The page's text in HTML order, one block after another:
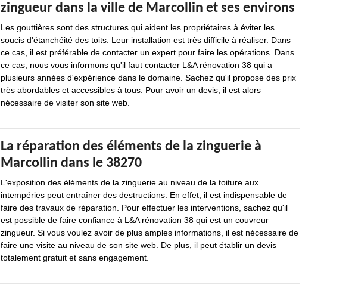
zingueur dans la ville de Marcollin et ses environs
Les gouttières sont des structures qui aident les propriétaires à éviter les
soucis d'étanchéité des toits. Leur installation est très difficile à réaliser. Dans
ce cas, il est préférable de contacter un expert pour faire les opérations. Dans
ce cas, nous vous informons qu'il faut contacter L&A rénovation 38 qui a
plusieurs années d'expérience dans le domaine. Sachez qu'il propose des prix
très abordables et accessibles à tous. Pour avoir un devis, il est alors
nécessaire de visiter son site web.
La réparation des éléments de la zinguerie à
Marcollin dans le 38270
L'exposition des éléments de la zinguerie au niveau de la toiture aux
intempéries peut entraîner des destructions. En effet, il est indispensable de
faire des travaux de réparation. Pour effectuer les interventions, sachez qu'il
est possible de faire confiance à L&A rénovation 38 qui est un couvreur
zingueur. Si vous voulez avoir de plus amples informations, il est nécessaire de
faire une visite au niveau de son site web. De plus, il peut établir un devis
totalement gratuit et sans engagement.